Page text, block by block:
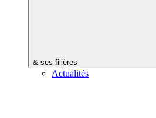
& ses filières
Actualités